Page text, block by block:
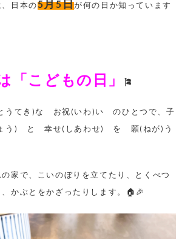
日本の5月5日が何の日か知っています
「こどもの日」 🎏
うてき ) な お祝 ( いわ ) い のひとつで、子
う ) と 幸せ( しあわせ) を 願 ( ねが) う
家で、こいのぼりを立てたり、とくべつ
かぶとをかざったりします。 🏠🎉
Grandeur Global
アウン